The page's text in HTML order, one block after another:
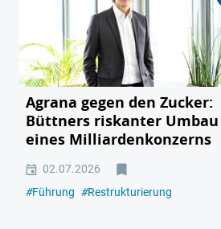
Agrana gegen den Zucker:
Büttners riskanter Umbau
eines Milliardenkonzerns
02.07.2026
#Führung #Restrukturierung